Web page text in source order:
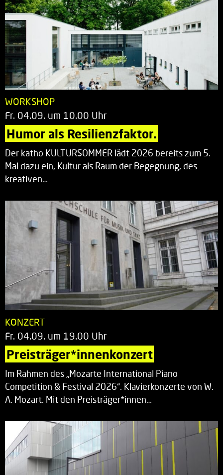
WORKSHOP
Fr. 04.09. um 10.00 Uhr
Humor als Resilienzfaktor.
Der katho KULTURSOMMER lädt 2026 bereits zum 5.
Mal dazu ein, Kultur als Raum der Begegnung, des
kreativen…
KONZERT
Fr. 04.09. um 19.00 Uhr
Preisträger*innenkonzert
Im Rahmen des „Mozarte International Piano
Competition & Festival 2026“. Klavierkonzerte von W.
A. Mozart. Mit den Preisträger*innen…